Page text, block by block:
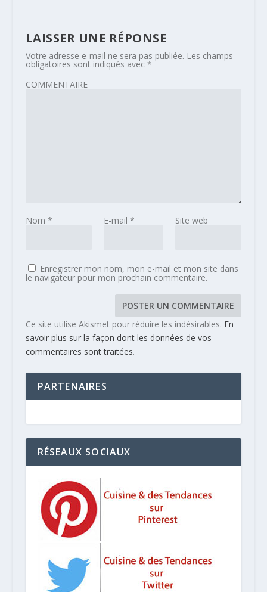
LAISSER UNE RÉPONSE
Votre adresse e-mail ne sera pas publiée. Les champs
obligatoires sont indiqués avec *
COMMENTAIRE
Nom * E-mail * Site web
Enregistrer mon nom, mon e-mail et mon site dans
le navigateur pour mon prochain commentaire.
Ce site utilise Akismet pour réduire les indésirables. En
savoir plus sur la façon dont les données de vos
commentaires sont traitées.
PARTENAIRES
RÉSEAUX SOCIAUX